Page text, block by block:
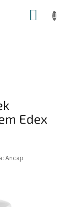
Edex
Ancap